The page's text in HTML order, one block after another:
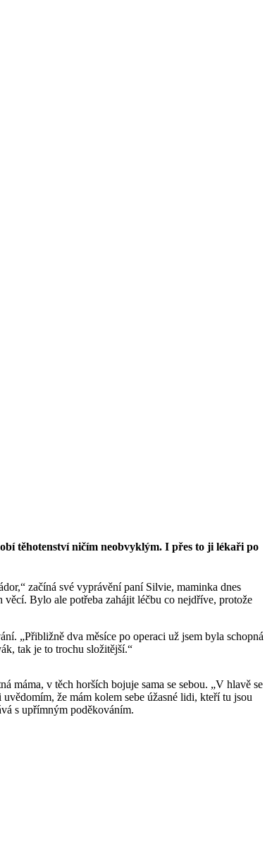
těhotenství ničím neobvyklým. I přes to ji lékaři po
začíná své vyprávění paní Silvie, maminka dnes
Bylo ale potřeba zahájit léčbu co nejdříve, protože
„Přibližně dva měsíce po operaci už jsem byla schopná
tak je to trochu složitější.“
máma, v těch horších bojuje sama se sebou. „V hlavě se
že mám kolem sebe úžasné lidi, kteří tu jsou
s upřímným poděkováním.